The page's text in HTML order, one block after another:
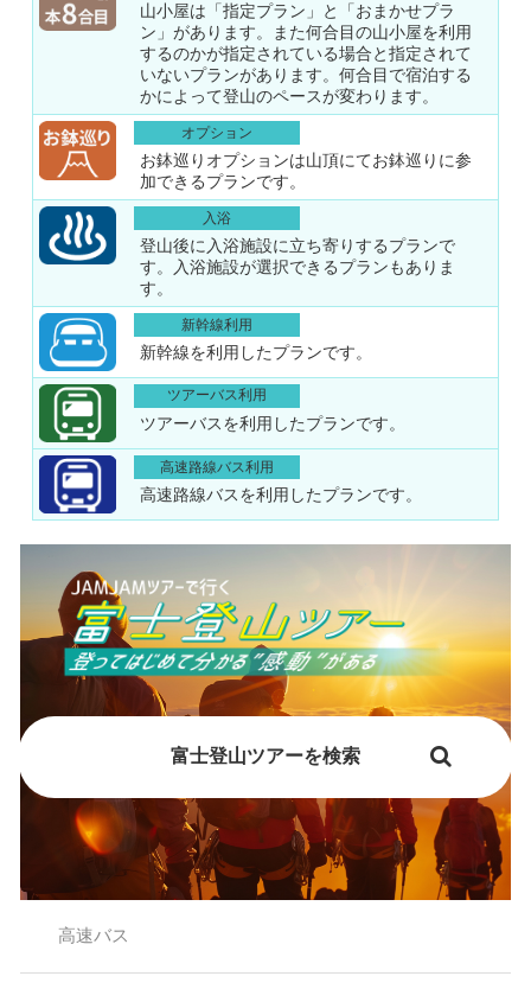
山小屋は「指定プラン」と「おまかせプラ
ン」があります。また何合目の山小屋を利用
するのかが指定されている場合と指定されて
いないプランがあります。何合目で宿泊する
かによって登山のペースが変わります。
オプション
お鉢巡りオプションは山頂にてお鉢巡りに参
加できるプランです。
入浴
登山後に入浴施設に立ち寄りするプランで
す。入浴施設が選択できるプランもありま
す。
新幹線利用
新幹線を利用したプランです。
ツアーバス利用
ツアーバスを利用したプランです。
高速路線バス利用
高速路線バスを利用したプランです。
富士登山ツアーを検索
高速バス